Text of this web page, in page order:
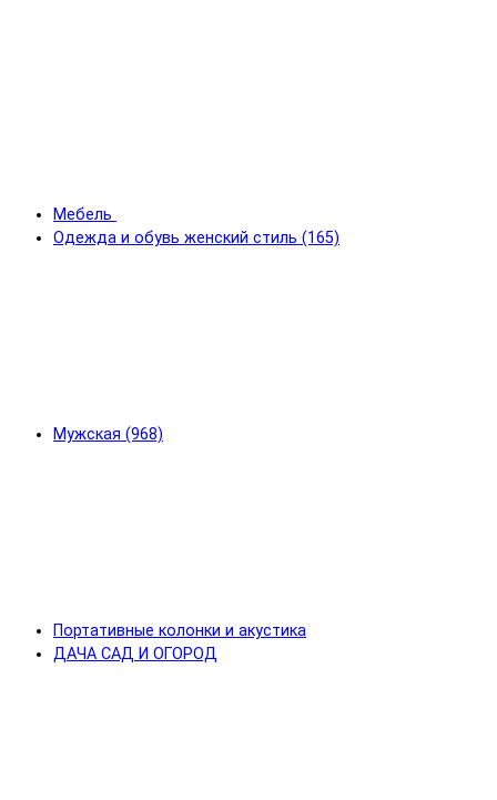
Мебель
Одежда и обувь женский стиль (165)
Мужская (968)
Портативные колонки и акустика
ДАЧА САД И ОГОРОД